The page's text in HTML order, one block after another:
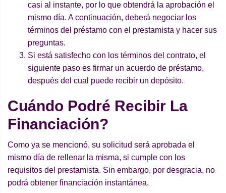
casi al instante, por lo que obtendrá la aprobación el
mismo día. A continuación, deberá negociar los
términos del préstamo con el prestamista y hacer sus
preguntas.
Si está satisfecho con los términos del contrato, el
siguiente paso es firmar un acuerdo de préstamo,
después del cual puede recibir un depósito.
Cuándo Podré Recibir La
Financiación?
Como ya se mencionó, su solicitud será aprobada el
mismo día de rellenar la misma, si cumple con los
requisitos del prestamista. Sin embargo, por desgracia, no
podrá obtener financiación instantánea.